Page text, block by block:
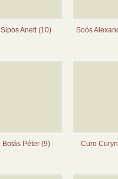
Sipos Anett (10) Soós
Botás Péter (9) Curo